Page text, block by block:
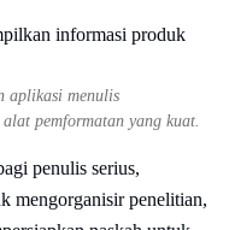
aplikasi menulis
pemformatan yang kuat.
penulis serius,
mengorganisir penelitian,